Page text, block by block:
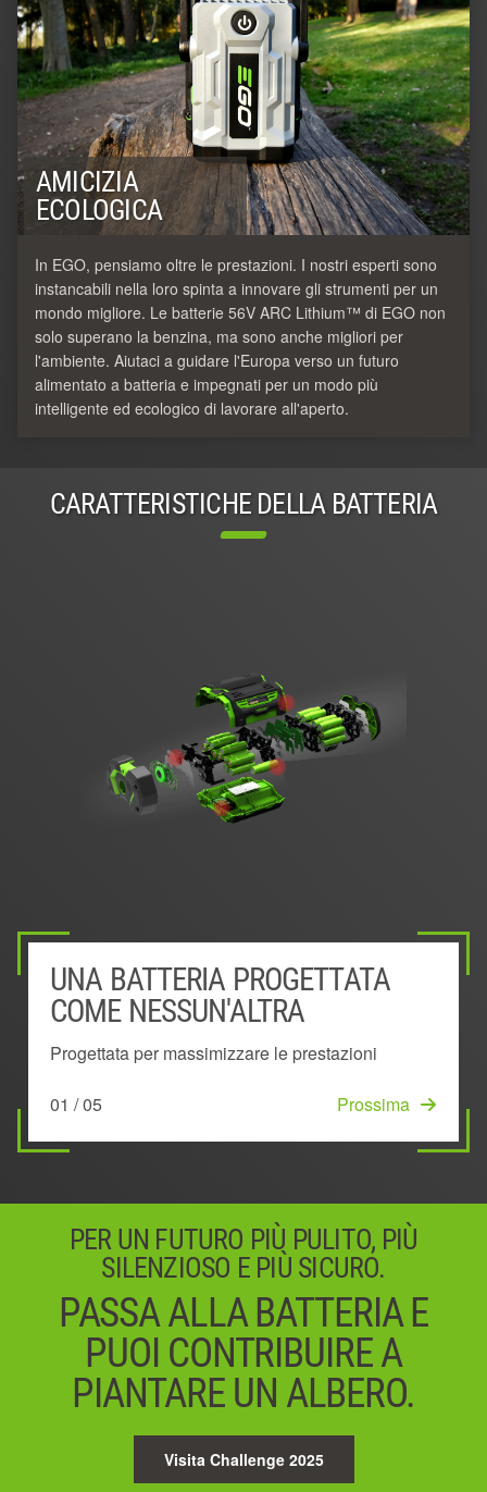
AMICIZIA
ECOLOGICA
In EGO, pensiamo oltre le prestazioni. I nostri esperti sono
instancabili nella loro spinta a innovare gli strumenti per un
mondo migliore. Le batterie 56V ARC Lithium™ di EGO non
solo superano la benzina, ma sono anche migliori per
l'ambiente. Aiutaci a guidare l'Europa verso un futuro
alimentato a batteria e impegnati per un modo più
intelligente ed ecologico di lavorare all'aperto.
CARATTERISTICHE DELLA BATTERIA
UNA BATTERIA PROGETTATA
COME NESSUN'ALTRA
Progettata per massimizzare le prestazioni
01 / 05 Prossima
BATTERIA MONTATA
ALL'ESTERNO
Rimane fredda più a lungo per fornire più potenza
SISTEMA DI GESTIONE DELLA
POTENZA
Mostra il livello di carica residua della batteria
03 / 05 Prossima
TECNOLOGIA ESCLUSIVA 'KEEP
COOL'™
Mantiene prestazioni al top prevenendo il
ESCLUSIVO DESIGN AD ARCO
Dissipa il calore in modo più efficace
PER UN FUTURO PIÙ PULITO, PIÙ
SILENZIOSO E PIÙ SICURO.
PASSA ALLA BATTERIA E
PUOI CONTRIBUIRE A
PIANTARE UN ALBERO.
Visita Challenge 2025